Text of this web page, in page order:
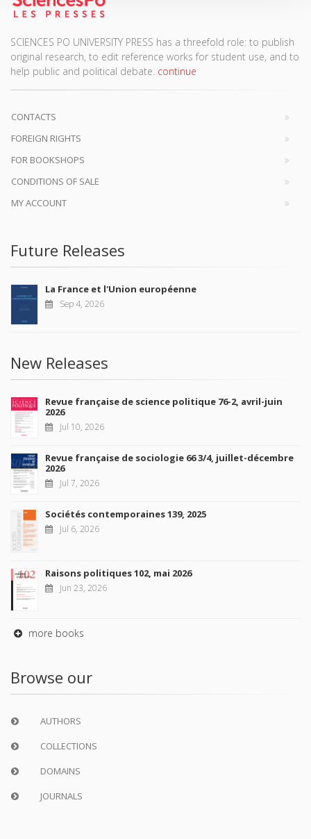
SCIENCES PO UNIVERSITY PRESS has a threefold role: to publish
original research, to edit reference works for student use, and to
help public and political debate. continue
CONTACTS
FOREIGN RIGHTS
FOR BOOKSHOPS
CONDITIONS OF SALE
MY ACCOUNT
Future Releases
La France et l'Union européenne
Sep 4, 2026
New Releases
Revue française de science politique 76-2, avril-juin
2026
Jul 10, 2026
Revue française de sociologie 66 3/4, juillet-décembre
2026
Jul 7, 2026
Sociétés contemporaines 139, 2025
Jul 6, 2026
Raisons politiques 102, mai 2026
Jun 23, 2026
more books
Browse our
AUTHORS
COLLECTIONS
DOMAINS
JOURNALS